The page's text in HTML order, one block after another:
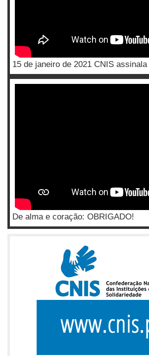
15 de janeiro de 2021 CNIS assinala
De alma e coração: OBRIGADO!